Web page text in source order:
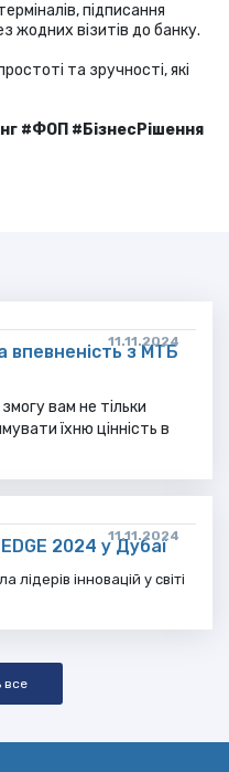
підписання
жодних візитів до банку.
та зручності, які
#ФОП #БізнесРішення
11.11.2024
впевненість з МТБ
вам не тільки
їхню цінність в
11.11.2024
2024 у Дубаї
інновацій у світі
все